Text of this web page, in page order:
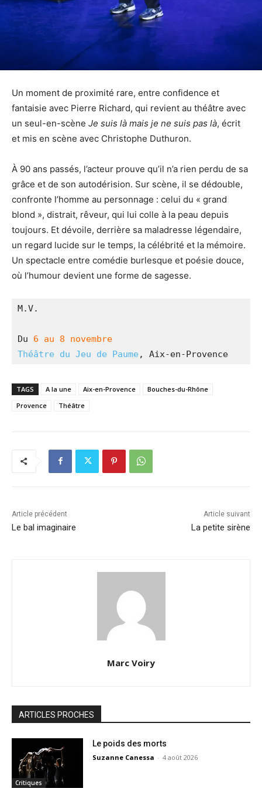
Un moment de proximité rare, entre confidence et
fantaisie avec Pierre Richard, qui revient au théâtre avec
un seul-en-scène Je suis là mais je ne suis pas là, écrit
et mis en scène avec Christophe Duthuron.
À 90 ans passés, l’acteur prouve qu’il n’a rien perdu de sa
grâce et de son autodérision. Sur scène, il se dédouble,
confronte l’homme au personnage : celui du « grand
blond », distrait, rêveur, qui lui colle à la peau depuis
toujours. Et dévoile, derrière sa maladresse légendaire,
un regard lucide sur le temps, la célébrité et la mémoire.
Un spectacle entre comédie burlesque et poésie douce,
où l’humour devient une forme de sagesse.
M.V.
Du 6 au 8 novembre
Théâtre du Jeu de Paume , Aix-en-Provence
TAGS A la une Aix-en-Provence
Bouches-du-Rhône
Provence
Théâtre
Article précédent
Le bal imaginaire
Article suivant
La petite sirène
Marc Voiry
ARTICLES PROCHES
Critiques
Le poids des morts
Suzanne Canessa - 4 août 2026